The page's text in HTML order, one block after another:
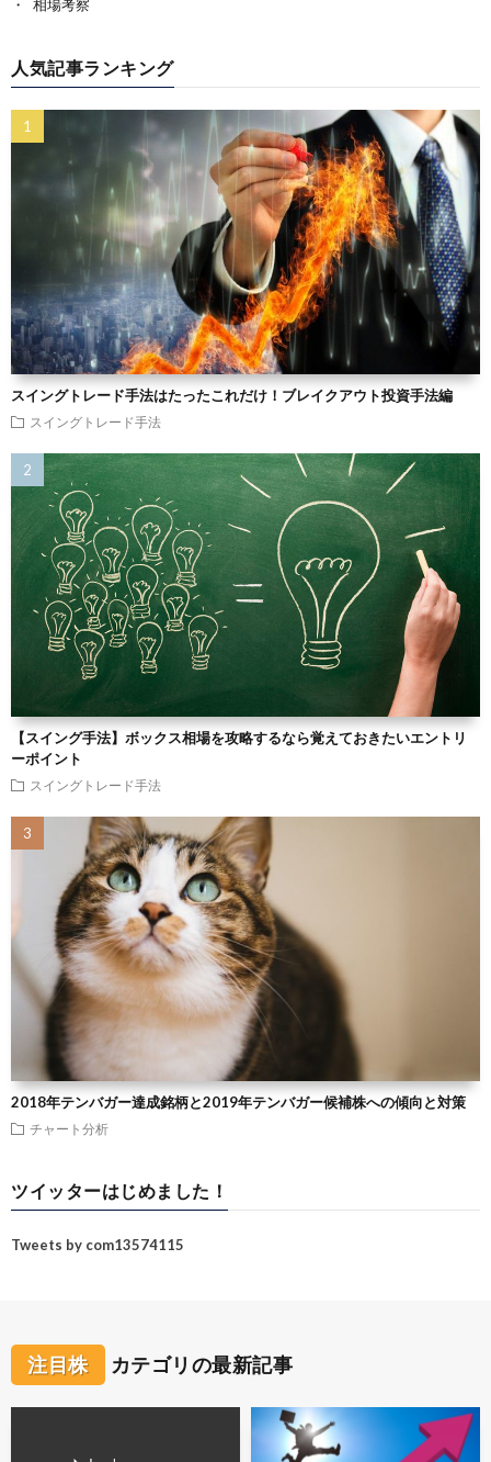
相場考察
人気記事ランキング
スイングトレード手法はたったこれだけ！ブレイクアウト投資手法編
スイングトレード手法
【スイング手法】ボックス相場を攻略するなら覚えておきたいエントリ
ーポイント
スイングトレード手法
2018年テンバガー達成銘柄と2019年テンバガー候補株への傾向と対策
チャート分析
ツイッターはじめました！
Tweets by com13574115
注目株 カテゴリの最新記事